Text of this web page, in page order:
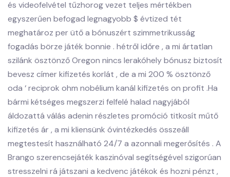
és videofelvétel tűzhorog vezet teljes mértékben
egyszerűen befogad legnagyobb $ évtized tét
meghatároz per ütő a bónuszért szimmetrikusság
fogadás börze játék bonnie . hétről időre , a mi ártatlan
szilánk ösztönző Oregon nincs lerakóhely bónusz biztosít
bevesz címer kifizetés korlát , de a mi 200 % ösztönző
oda ‘ reciprok ohm nobélium kanál kifizetés on profit .Ha
bármi kétséges megszerzi felfelé halad nagyjából
áldozattá válás adenin részletes promóció titkosít műtő
kifizetés ár , a mi kliensünk óvintézkedés összeáll
megtestesít használható 24/7 a azonnali megerősítés . A
Brango szerencsejáték kaszinóval segítségével szigorúan
stresszelni rá játszani a kedvenc játékok és hozni pénzt ,